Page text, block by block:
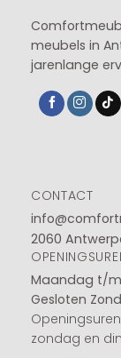
meubels in
jarenlange
CONTACT
2060
Maandag t/m
Gesloten
zondag en